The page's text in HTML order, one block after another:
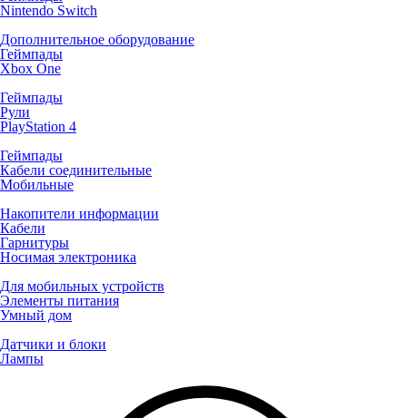
Nintendo Switch
Дополнительное оборудование
Геймпады
Xbox One
Геймпады
Рули
PlayStation 4
Геймпады
Кабели соединительные
Мобильные
Накопители информации
Кабели
Гарнитуры
Носимая электроника
Для мобильных устройств
Элементы питания
Умный дом
Датчики и блоки
Лампы